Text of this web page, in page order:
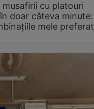
cu platouri
doar câteva minute:
mele